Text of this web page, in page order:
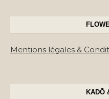
Mentions légales &
KADŌ